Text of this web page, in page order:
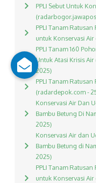
PPLI Sebut Untuk
PPLI Tanam
untuk Konservasi
PPLI Tanam 160
Untuk Atasi Krisis
2025)
PPLI Tanam
(radardepok.com -
Konservasi Air Dan
Bambu Betung Di
2025)
Konservasi Air dan
Bambu Betung di
2025)
PPLI Tanam
untuk Konservasi